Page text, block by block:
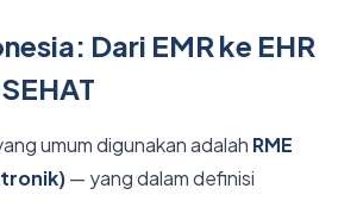
Dari EMR ke EHR
umum digunakan adalah RME
— yang dalam definisi